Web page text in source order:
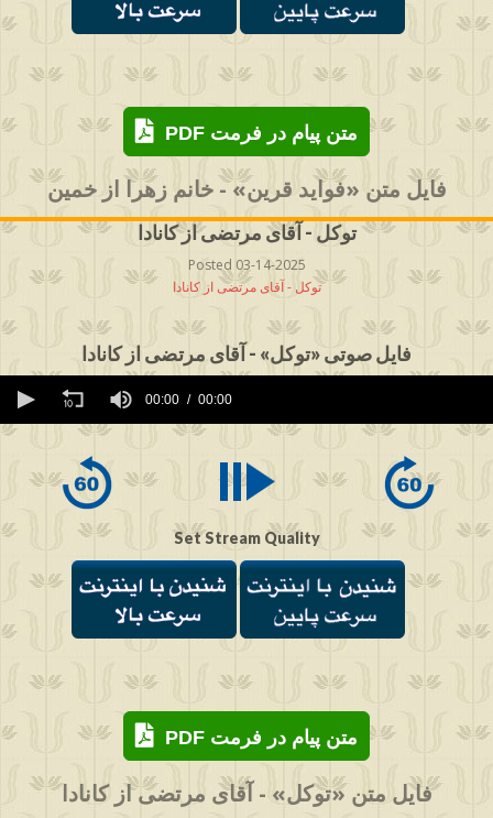
PDF متن پیام در فرمت
فایل متن «فواید قرین» - خانم زهرا از خمین
توکل - آقای مرتضی از کانادا
Posted 03-14-2025
توکل - آقای مرتضی از کانادا
فایل صوتی «توکل» - آقای مرتضی از کانادا
seconds
0
00:00 00:00
Set Stream Quality
PDF متن پیام در فرمت
فایل متن «توکل» - آقای مرتضی از کانادا